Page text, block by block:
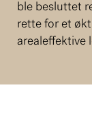
ble besluttet
rette for et
arealeffektive